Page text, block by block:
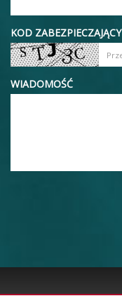
KOD ZABEZPIECZAJĄCY
WIADOMOŚĆ